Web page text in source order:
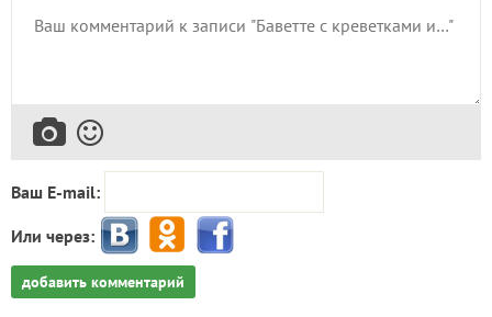
Ваш E-mail:
Или через:
добавить комментарий